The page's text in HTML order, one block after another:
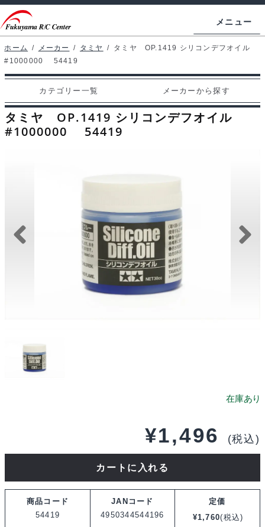
ビ
ゲ
ー
シ
ン
へ
ン
テ
ン
ツ
ス
キ
メニュー
ホームページ
マイアカウント
カート
支払い
お問い合わせ
ホーム / メーカー / タミヤ / タミヤ OP.1419 シリコンデフオイル
#1000000 54419
カテゴリー一覧 メーカーから探す
タミヤ OP.1419 シリコンデフオイル
#1000000 54419
¥1,496 (税込)
OP.1419
カートに入れる
商品コード
54419
JANコード
4950344544196
定価
¥1,760(税込)